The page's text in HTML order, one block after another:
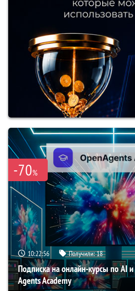
-70%
10:22:55 Получили:18
Подписка на онлайн-курсы по AI
Agents Academy